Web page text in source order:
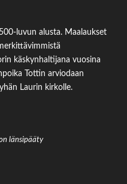
luvun alusta. Maalaukset
käskynhaltijana vuosina
Tottin arviodaan
Laurin kirkolle.
länsipääty